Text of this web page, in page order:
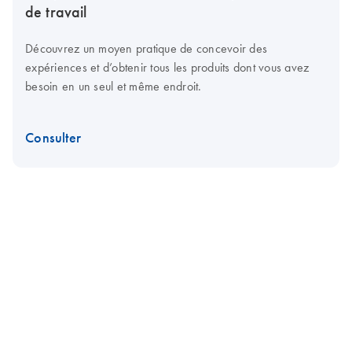
de travail
Découvrez un moyen pratique de concevoir des
expériences et d’obtenir tous les produits dont vous avez
besoin en un seul et même endroit.
Consulter